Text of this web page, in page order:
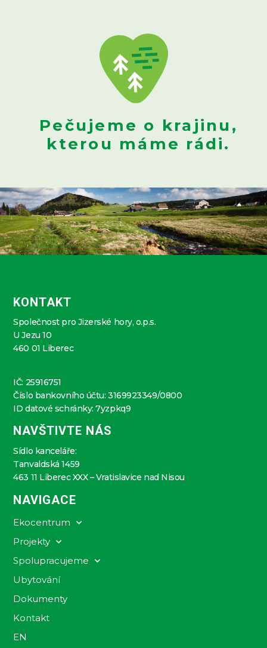
Pečujeme o krajinu,
kterou máme rádi.
KONTAKT
Společnost pro Jizerské hory, o.p.s.
U Jezu 10
460 01 Liberec
IČ: 25916751
Číslo bankovního účtu: 3169923349/0800
ID datové schránky: 7yzpkq9
NAVŠTIVTE NÁS
Sídlo kanceláře:
Tanvaldská 1459
463 11 Liberec XXX – Vratislavice nad Nisou
NAVIGACE
Ekocentrum
Projekty
Spolupracujeme
Ubytování
Dokumenty
Kontakt
EN